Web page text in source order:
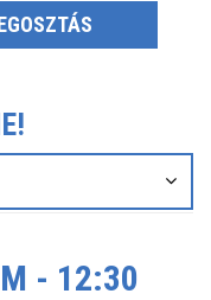
- 12:30